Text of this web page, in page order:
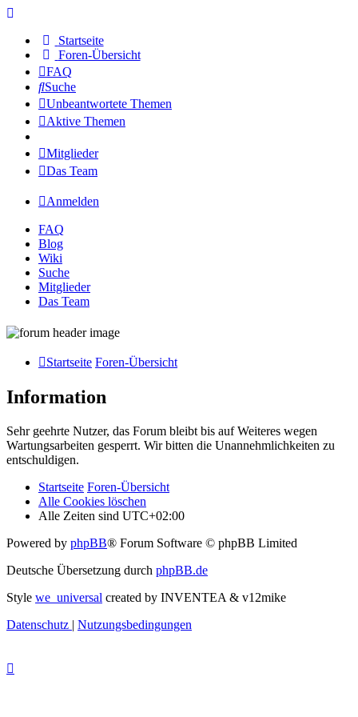
Startseite
Foren-Übersicht
FAQ
Suche
Unbeantwortete Themen
Aktive Themen
Mitglieder
Das Team
Anmelden
FAQ
Blog
Wiki
Suche
Mitglieder
Das Team
Startseite Foren-Übersicht
Information
Sehr geehrte Nutzer, das Forum bleibt bis auf Weiteres wegen
Wartungsarbeiten gesperrt. Wir bitten die Unannehmlichkeiten zu
entschuldigen.
Startseite Foren-Übersicht
Alle Cookies löschen
Alle Zeiten sind UTC+02:00
Powered by phpBB® Forum Software © phpBB Limited
Deutsche Übersetzung durch phpBB.de
Style we_universal created by INVENTEA & v12mike
Datenschutz | Nutzungsbedingungen